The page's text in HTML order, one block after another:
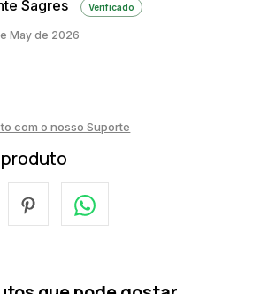
Sagres Verificado
May de 2026
com o nosso Suporte